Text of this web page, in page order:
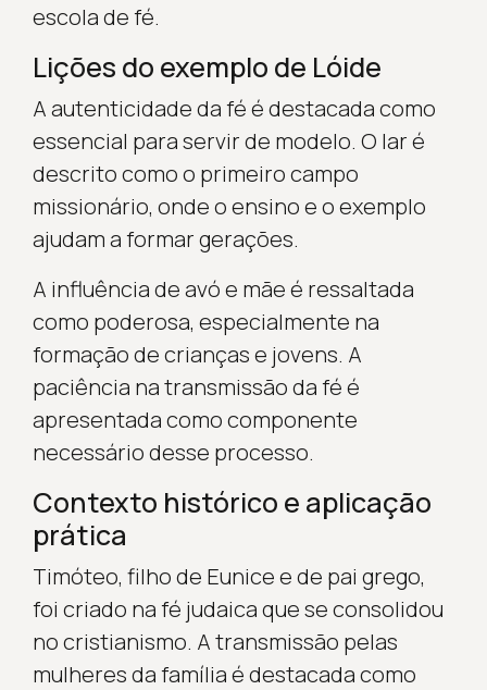
escola de fé.
Lições do exemplo de Lóide
A autenticidade da fé é destacada como
essencial para servir de modelo. O lar é
descrito como o primeiro campo
missionário, onde o ensino e o exemplo
ajudam a formar gerações.
A influência de avó e mãe é ressaltada
como poderosa, especialmente na
formação de crianças e jovens. A
paciência na transmissão da fé é
apresentada como componente
necessário desse processo.
Contexto histórico e aplicação
prática
Timóteo, filho de Eunice e de pai grego,
foi criado na fé judaica que se consolidou
no cristianismo. A transmissão pelas
mulheres da família é destacada como